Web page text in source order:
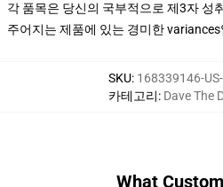
각 품목은 당신의 국부적으로 제3자 성
주어지는 제품에 있는 경미한
SKU: 168339146-
카테고리: Dave The
What